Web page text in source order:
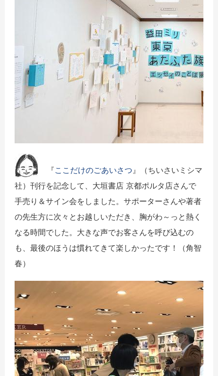
『ここだけのごあいさつ 』（ちいさいミシマ
社）刊行を記念して、大垣書店 京都ポルタ店さんで
手売り＆サイン会をしました。サポーターさんや著者
の先生方に次々とお越しいただき、胸がわ～っと熱く
なる時間でした。大きな声でお客さんを呼び込むの
も、最後のほうは慣れてきて楽しかったです！（角智
春）